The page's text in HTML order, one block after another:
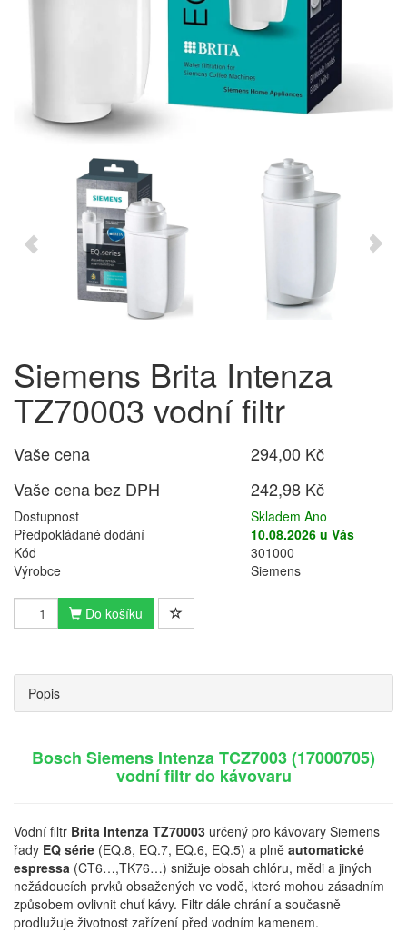
Siemens Brita Intenza
TZ70003 vodní filtr
Vaše cena
294,00 Kč
Vaše cena bez DPH
242,98 Kč
Dostupnost
Skladem Ano
Předpokládané dodání
10.08.2026 u Vás
Kód
301000
Výrobce
Siemens
Do košíku
Popis
Bosch Siemens Intenza TCZ7003 (17000705)
vodní filtr do kávovaru
Vodní filtr Brita Intenza TZ70003 určený pro kávovary Siemens
řady EQ série (EQ.8, EQ.7, EQ.6, EQ.5) a plně automatické
espressa (CT6…,TK76…) snižuje obsah chlóru, mědi a jiných
nežádoucích prvků obsažených ve vodě, které mohou zásadním
způsobem ovlivnit chuť kávy. Filtr dále chrání a současně
prodlužuje životnost zařízení před vodním kamenem.